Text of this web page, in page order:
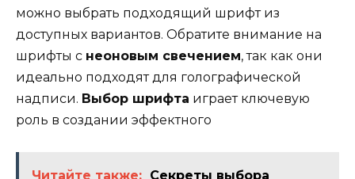
можно выбрать подходящий шрифт из
доступных вариантов. Обратите внимание на
шрифты с неоновым свечением, так как они
идеально подходят для голографической
надписи. Выбор шрифта играет ключевую
роль в создании эффектного
Читайте также: Секреты выбора